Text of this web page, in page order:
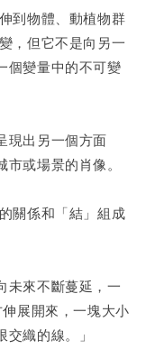
到物體、動植物群
，但它不是向另一
個變量中的不可變
現出另一個方面
或場景的肖像。
關係和「結」組成
未來不斷蔓延，一
展開來，一塊大小
織的線。」